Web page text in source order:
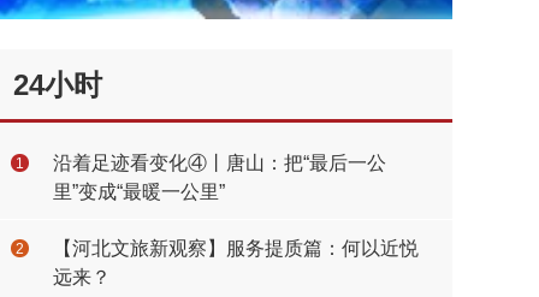
24小时
1
沿着足迹看变化④丨唐山：把“最后一公
里”变成“最暖一公里”
2
【河北文旅新观察】服务提质篇：何以近悦
远来？